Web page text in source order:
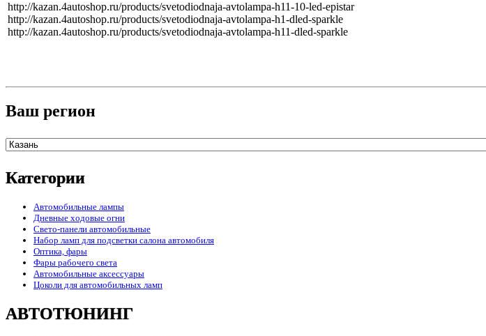
http://kazan.4autoshop.ru/products/svetodiodnaja-avtolampa-h11-10-led-epistar
http://kazan.4autoshop.ru/products/svetodiodnaja-avtolampa-h1-dled-sparkle
http://kazan.4autoshop.ru/products/svetodiodnaja-avtolampa-h11-dled-sparkle
Ваш регион
Категории
Автомобильные лампы
Дневные ходовые огни
Свето-панели автомобильные
Набор ламп для подсветки салона автомобиля
Оптика, фары
Фары рабочего света
Автомобильные аксессуары
Цоколи для автомобильных ламп
АВТОТЮНИНГ